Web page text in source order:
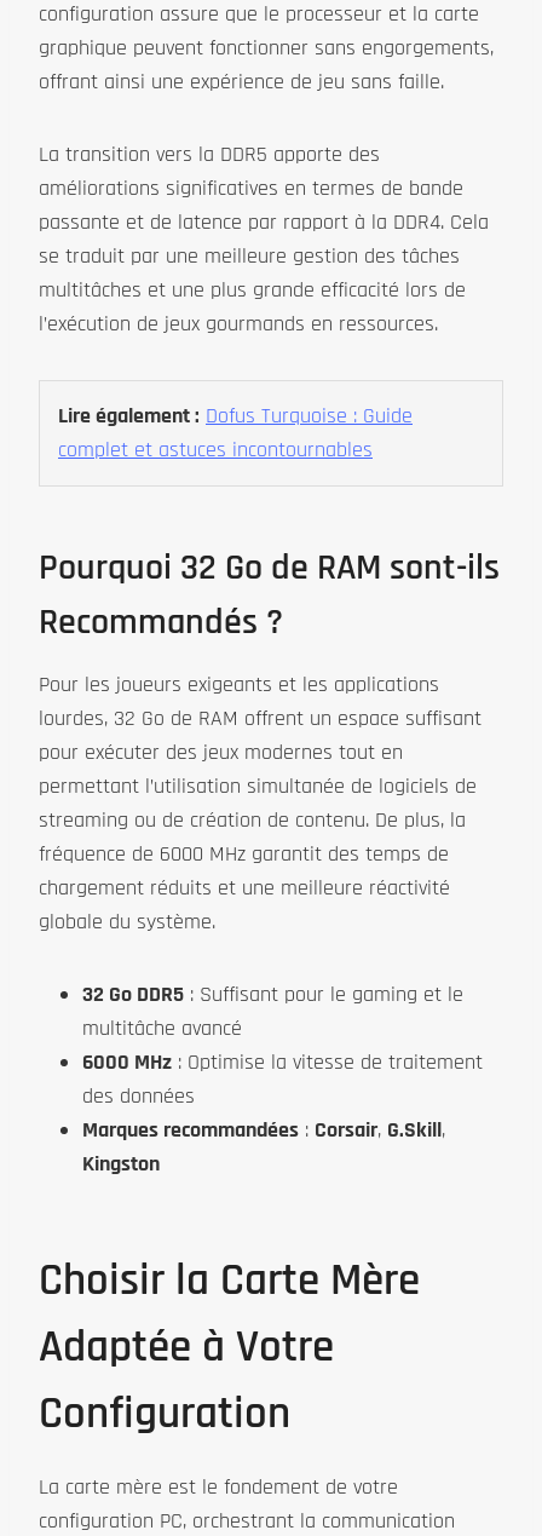
configuration assure que le processeur et la carte
graphique peuvent fonctionner sans engorgements,
offrant ainsi une expérience de jeu sans faille.
La transition vers la DDR5 apporte des
améliorations significatives en termes de bande
passante et de latence par rapport à la DDR4. Cela
se traduit par une meilleure gestion des tâches
multitâches et une plus grande efficacité lors de
l’exécution de jeux gourmands en ressources.
Lire également : Dofus Turquoise : Guide
complet et astuces incontournables
Pourquoi 32 Go de RAM sont-ils
Recommandés ?
Pour les joueurs exigeants et les applications
lourdes, 32 Go de RAM offrent un espace suffisant
pour exécuter des jeux modernes tout en
permettant l’utilisation simultanée de logiciels de
streaming ou de création de contenu. De plus, la
fréquence de 6000 MHz garantit des temps de
chargement réduits et une meilleure réactivité
globale du système.
32 Go DDR5 : Suffisant pour le gaming et le
multitâche avancé
6000 MHz : Optimise la vitesse de traitement
des données
Marques recommandées : Corsair, G.Skill,
Kingston
Choisir la Carte Mère
Adaptée à Votre
Configuration
La carte mère est le fondement de votre
configuration PC, orchestrant la communication